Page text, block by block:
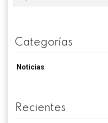
Categorías
Noticias
Recientes